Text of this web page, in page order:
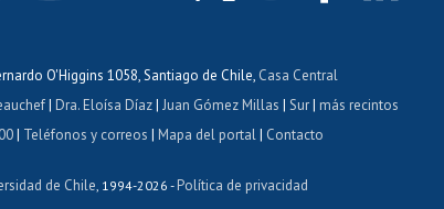
O'Higgins 1058, Santiago de Chile, Casa Central
| Dra. Eloísa Díaz| Juan Gómez Millas | Sur| más recintos
| Teléfonos y correos |Mapa del portal| Contacto
de Chile, 1994-2026 -Política de privacidad